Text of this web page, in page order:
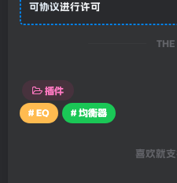
可协议进行许可
THE
插件
# EQ
# 均衡器
喜欢就